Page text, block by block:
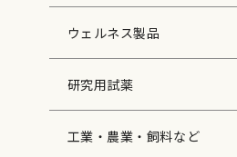
ウェルネス製品
研究用試薬
工業・農業・飼料など